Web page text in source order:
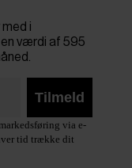
i
værdi af 595
Tilmeld
via e-
tid trække dit